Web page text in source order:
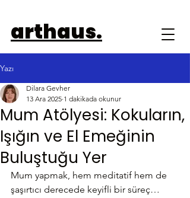
arthaus.
Yazı
Mum Atölyesi: Kokuların,
Işığın ve El Emeğinin
Buluştuğu Yer
Dilara Gevher
13 Ara 2025 1 dakikada okunur
Mum yapmak, hem meditatif hem de
şaşırtıcı derecede keyifli bir süreç…